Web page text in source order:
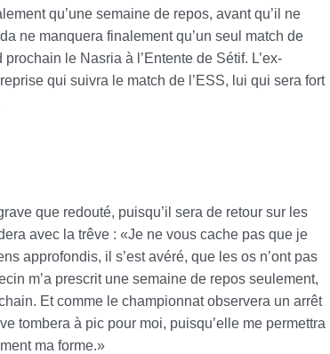
qu’une semaine de repos, avant qu’il ne
ne manquera finalement qu’un seul match de
le Nasria à l’Entente de Sétif. L’ex-
qui suivra le match de l’ESS, lui qui sera fort
que redouté, puisqu’il sera de retour sur les
avec la trêve : «Je ne vous cache pas que je
approfondis, il s’est avéré, que les os n’ont pas
m’a prescrit une semaine de repos seulement,
Et comme le championnat observera un arrêt
tombera à pic pour moi, puisqu’elle me permettra
ma forme.»